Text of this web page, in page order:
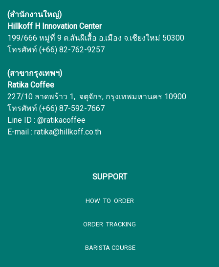
(สำนักงานใหญ่)
Hillkoff H Innovation Center
199/666 หมู่ที่ 9 ต.สันผีเสื้อ อ.เมือง จ.เชียงใหม่ 50300
โทรศัพท์ (+66) 82-762-9257
(สาขากรุงเทพฯ)
Ratika Coffee
227/10 ลาดพร้าว 1, จตุจักร, กรุงเทพมหานคร 10900
โทรศัพท์ (+66) 87-592-7667
Line ID : @ratikacoffee
E-mail : ratika@hillkoff.co.th
SUPPORT
HOW TO ORDER
ORDER TRACKING
BARISTA COURSE